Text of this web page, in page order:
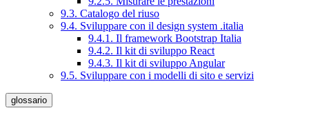
9.3. Catalogo del riuso
9.4. Sviluppare con il design system .italia
9.4.1. Il framework Bootstrap Italia
9.4.2. Il kit di sviluppo React
9.4.3. Il kit di sviluppo Angular
9.5. Sviluppare con i modelli di sito e servizi
glossario